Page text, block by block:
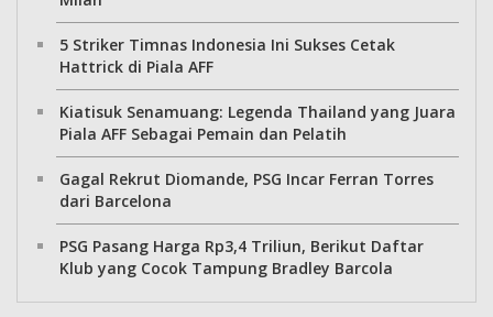
5 Striker Timnas Indonesia Ini Sukses Cetak
Hattrick di Piala AFF
Kiatisuk Senamuang: Legenda Thailand yang Juara
Piala AFF Sebagai Pemain dan Pelatih
Gagal Rekrut Diomande, PSG Incar Ferran Torres
dari Barcelona
PSG Pasang Harga Rp3,4 Triliun, Berikut Daftar
Klub yang Cocok Tampung Bradley Barcola